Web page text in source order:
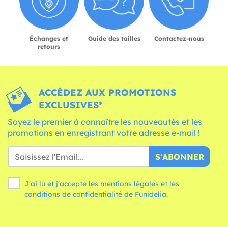
Échanges et
retours
Guide des tailles Contactez-nous
ACCÉDEZ AUX PROMOTIONS
EXCLUSIVES*
Soyez le premier à connaître les nouveautés et les
promotions en enregistrant votre adresse e-mail !
S'ABONNER
J'ai lu et j'accepte les mentions légales et les
conditions de confidentialité de Funidelia.